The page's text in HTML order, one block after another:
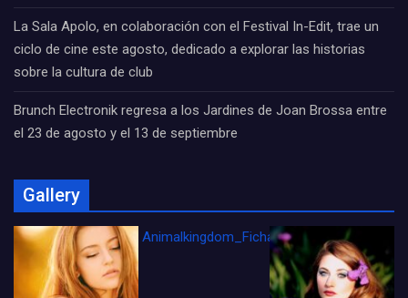
La Sala Apolo, en colaboración con el Festival In-Edit, trae un
ciclo de cine este agosto, dedicado a explorar las historias
sobre la cultura de club
Brunch Electronik regresa a los Jardines de Joan Brossa entre
el 23 de agosto y el 13 de septiembre
Gallery
Animalkingdom_FichaCine